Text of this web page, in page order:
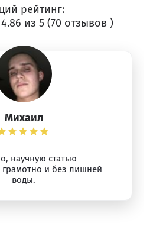
рейтинг:
4.86 из 5 (70 отзывов )
Михаил
научную статью
грамотно и без лишней
воды.